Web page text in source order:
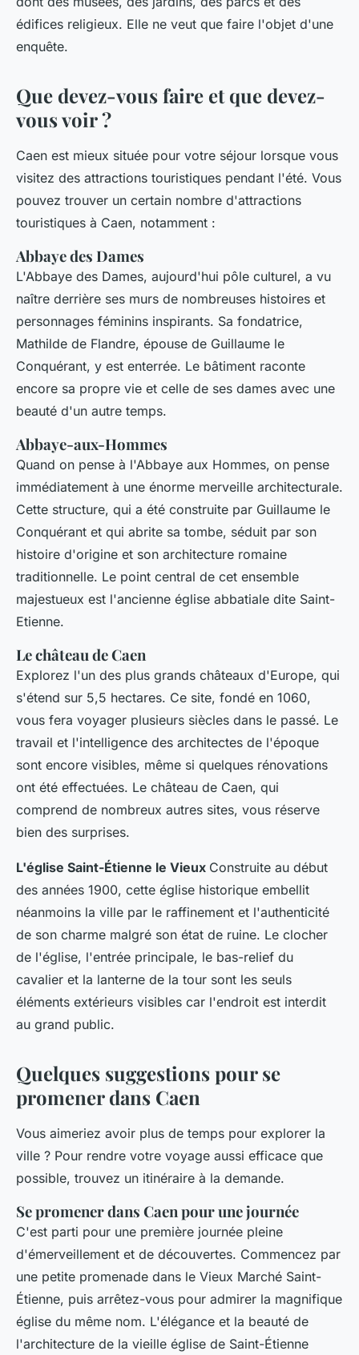
édifices religieux. Elle ne veut que faire l'objet d'une
enquête.
Que devez-vous faire et que devez-
vous voir ?
Caen est mieux située pour votre séjour lorsque vous
visitez des attractions touristiques pendant l'été. Vous
pouvez trouver un certain nombre d'attractions
touristiques à Caen, notamment :
Abbaye des Dames
L'Abbaye des Dames, aujourd'hui pôle culturel, a vu
naître derrière ses murs de nombreuses histoires et
personnages féminins inspirants. Sa fondatrice,
Mathilde de Flandre, épouse de Guillaume le
Conquérant, y est enterrée. Le bâtiment raconte
encore sa propre vie et celle de ses dames avec une
beauté d'un autre temps.
Abbaye-aux-Hommes
Quand on pense à l'Abbaye aux Hommes, on pense
immédiatement à une énorme merveille architecturale.
Cette structure, qui a été construite par Guillaume le
Conquérant et qui abrite sa tombe, séduit par son
histoire d'origine et son architecture romaine
traditionnelle. Le point central de cet ensemble
majestueux est l'ancienne église abbatiale dite Saint-
Etienne.
Le château de Caen
Explorez l'un des plus grands châteaux d'Europe, qui
s'étend sur 5,5 hectares. Ce site, fondé en 1060,
vous fera voyager plusieurs siècles dans le passé. Le
travail et l'intelligence des architectes de l'époque
sont encore visibles, même si quelques rénovations
ont été effectuées. Le château de Caen, qui
comprend de nombreux autres sites, vous réserve
bien des surprises.
L'église Saint-Étienne le Vieux Construite au début
des années 1900, cette église historique embellit
néanmoins la ville par le raffinement et l'authenticité
de son charme malgré son état de ruine. Le clocher
de l'église, l'entrée principale, le bas-relief du
cavalier et la lanterne de la tour sont les seuls
éléments extérieurs visibles car l'endroit est interdit
au grand public.
Quelques suggestions pour se
promener dans Caen
Vous aimeriez avoir plus de temps pour explorer la
ville ? Pour rendre votre voyage aussi efficace que
possible, trouvez un itinéraire à la demande.
Se promener dans Caen pour une journée
C'est parti pour une première journée pleine
d'émerveillement et de découvertes. Commencez par
une petite promenade dans le Vieux Marché Saint-
Étienne, puis arrêtez-vous pour admirer la magnifique
église du même nom. L'élégance et la beauté de
l'architecture de la vieille église de Saint-Étienne